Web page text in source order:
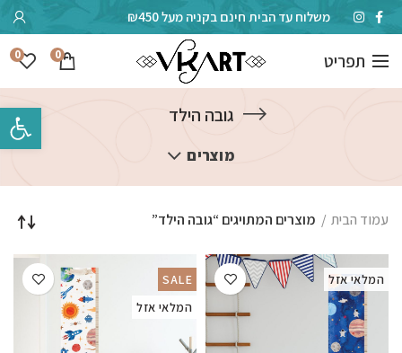
משלוח עד הבית חינם בקניה מעל ₪450
תפריט 0
0
גובה הילד
מוצרים
עמוד הבית מוצרים המתויגים “גובה הילד”
המלאי אזל
SALE
המלאי אזל
פתח